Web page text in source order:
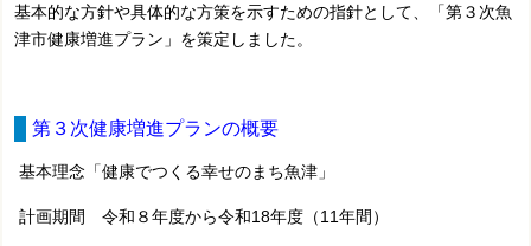
基本的な方針や具体的な方策を示すための指針として、「第３次魚
津市健康増進プラン」を策定しました。
第３次健康増進プランの概要
基本理念「健康でつくる幸せのまち魚津」
計画期間 令和８年度から令和18年度（11年間）